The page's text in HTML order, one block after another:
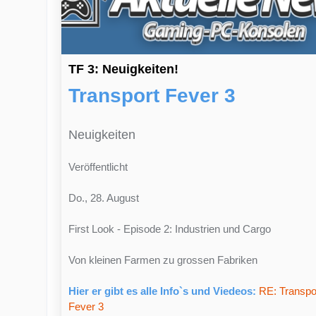
TF 3: Neuigkeiten!
Transport Fever 3
Neuigkeiten
Veröffentlicht
Do., 28. August
First Look - Episode 2: Industrien und Cargo
Von kleinen Farmen zu grossen Fabriken
Hier er gibt es alle Info`s und Viedeos: RE:
Fever 3